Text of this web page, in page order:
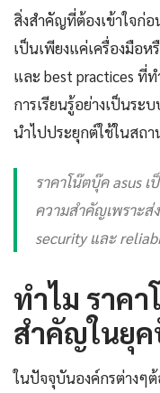
สิ่งสำคัญที่ต้องเข้าใจก่อ
เป็นเพียงแค่เครื่องมือ
และ best practices ที่
การเรียนรู้อย่างเป็นระ
นำไปประยุกต์ใช้ในสถ
ราคาโน๊ตบุ๊ค asus
ความสำคัญเพราะส่
security และ
ทำไม ราคา
สำคัญในยุ
ในปัจจุบันองค์กรต่างๆ